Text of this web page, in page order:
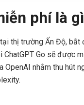
phí là
thị trường Ấn Độ, bắt
Go sẽ được
nhằm thu hút